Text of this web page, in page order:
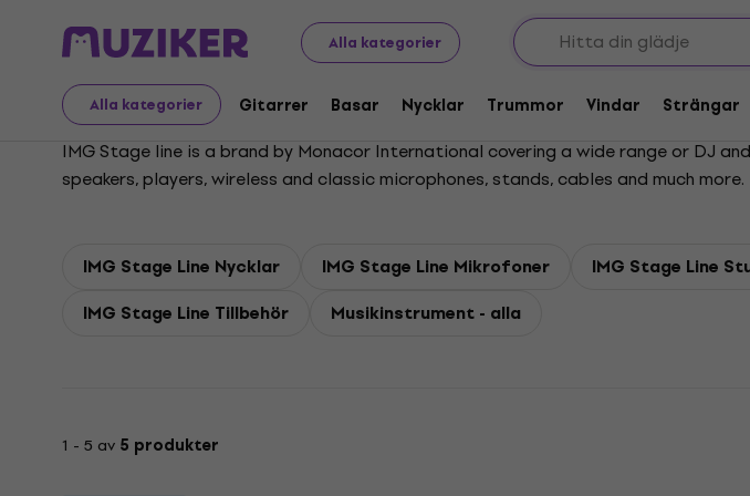
Alla kategorier
Alla kategorier Gitarrer Basar Nycklar Trummor Vindar Strängar
IMG Stage Line
IMG Stage line is a brand by Monacor International covering a wide range or DJ
speakers, players, wireless and classic microphones, stands, cables and much more.
IMG Stage Line Nycklar IMG Stage Line Mikrofoner IMG Stage Line
IMG Stage Line Tillbehör
Musikinstrument - alla
1 - 5 av 5 produkter